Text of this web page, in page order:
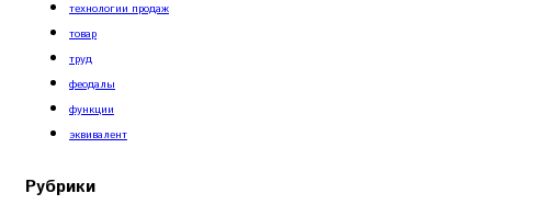
технологии продаж
товар
труд
феодалы
функции
эквивалент
Рубрики